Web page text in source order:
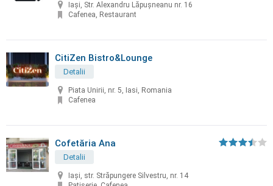
Iași, Str. Alexandru Lăpușneanu nr. 16
Cafenea, Restaurant
CitiZen Bistro&Lounge
Detalii
Piata Unirii, nr. 5, Iasi, Romania
Cafenea
Cofetăria Ana
Detalii
Iași, str. Străpungere Silvestru, nr. 14